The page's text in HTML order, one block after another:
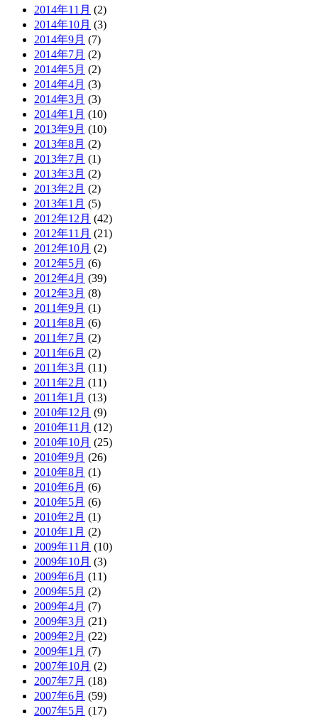
2014年11月 (2)
2014年10月 (3)
2014年9月 (7)
2014年7月 (2)
2014年5月 (2)
2014年4月 (3)
2014年3月 (3)
2014年1月 (10)
2013年9月 (10)
2013年8月 (2)
2013年7月 (1)
2013年3月 (2)
2013年2月 (2)
2013年1月 (5)
2012年12月 (42)
2012年11月 (21)
2012年10月 (2)
2012年5月 (6)
2012年4月 (39)
2012年3月 (8)
2011年9月 (1)
2011年8月 (6)
2011年7月 (2)
2011年6月 (2)
2011年3月 (11)
2011年2月 (11)
2011年1月 (13)
2010年12月 (9)
2010年11月 (12)
2010年10月 (25)
2010年9月 (26)
2010年8月 (1)
2010年6月 (6)
2010年5月 (6)
2010年2月 (1)
2010年1月 (2)
2009年11月 (10)
2009年10月 (3)
2009年6月 (11)
2009年5月 (2)
2009年4月 (7)
2009年3月 (21)
2009年2月 (22)
2009年1月 (7)
2007年10月 (2)
2007年7月 (18)
2007年6月 (59)
2007年5月 (17)